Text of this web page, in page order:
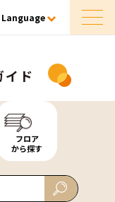
Language
イド
フロア
から探す